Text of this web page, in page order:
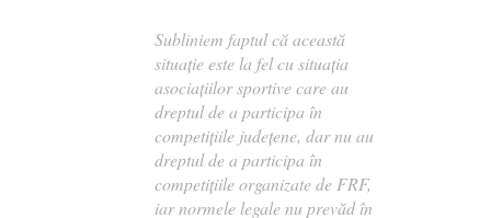
Subliniem faptul că această
situaţie este la fel cu situaţia
asociaţiilor sportive care au
dreptul de a participa în
competiţiile judeţene, dar nu au
dreptul de a participa în
competiţiile organizate de FRF,
iar normele legale nu prevăd în